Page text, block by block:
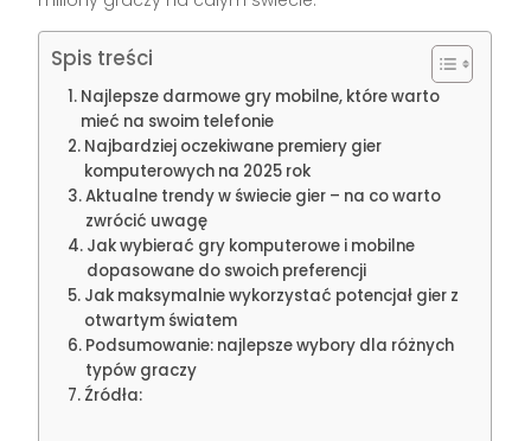
Spis treści
Najlepsze darmowe gry mobilne, które warto
mieć na swoim telefonie
Najbardziej oczekiwane premiery gier
komputerowych na 2025 rok
Aktualne trendy w świecie gier – na co warto
zwrócić uwagę
Jak wybierać gry komputerowe i mobilne
dopasowane do swoich preferencji
Jak maksymalnie wykorzystać potencjał gier z
otwartym światem
Podsumowanie: najlepsze wybory dla różnych
typów graczy
Źródła: